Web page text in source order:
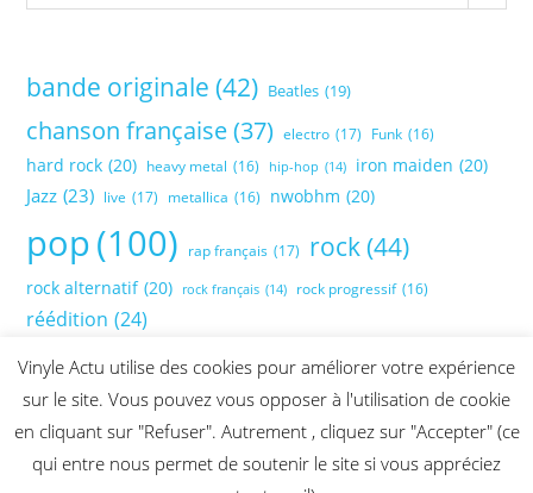
bande originale (42) Beatles (19)
chanson française (37) electro (17) Funk (16)
hard rock (20) heavy metal (16) hip-hop (14) iron maiden (20)
Jazz (23) live (17) metallica (16) nwobhm (20)
pop(100) rap français (17) rock(44)
rock alternatif (20) rock français (14) rock progressif (16)
réédition (24)
Vinyle Actu utilise des cookies pour améliorer votre expérience
sur le site. Vous pouvez vous opposer à l'utilisation de cookie
en cliquant sur "Refuser". Autrement , cliquez sur "Accepter" (ce
qui entre nous permet de soutenir le site si vous appréciez